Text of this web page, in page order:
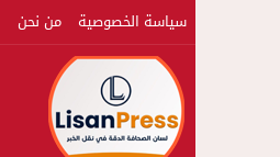
سياسة الخصوصية من نحن